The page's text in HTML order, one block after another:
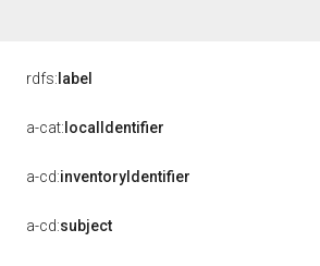
rdfs: label
a-cat: localIdentifier
a-cd:inventoryIdentifier
a-cd:subject